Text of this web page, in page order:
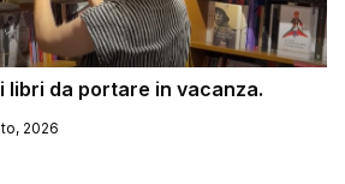
libri da portare in vacanza.
2026